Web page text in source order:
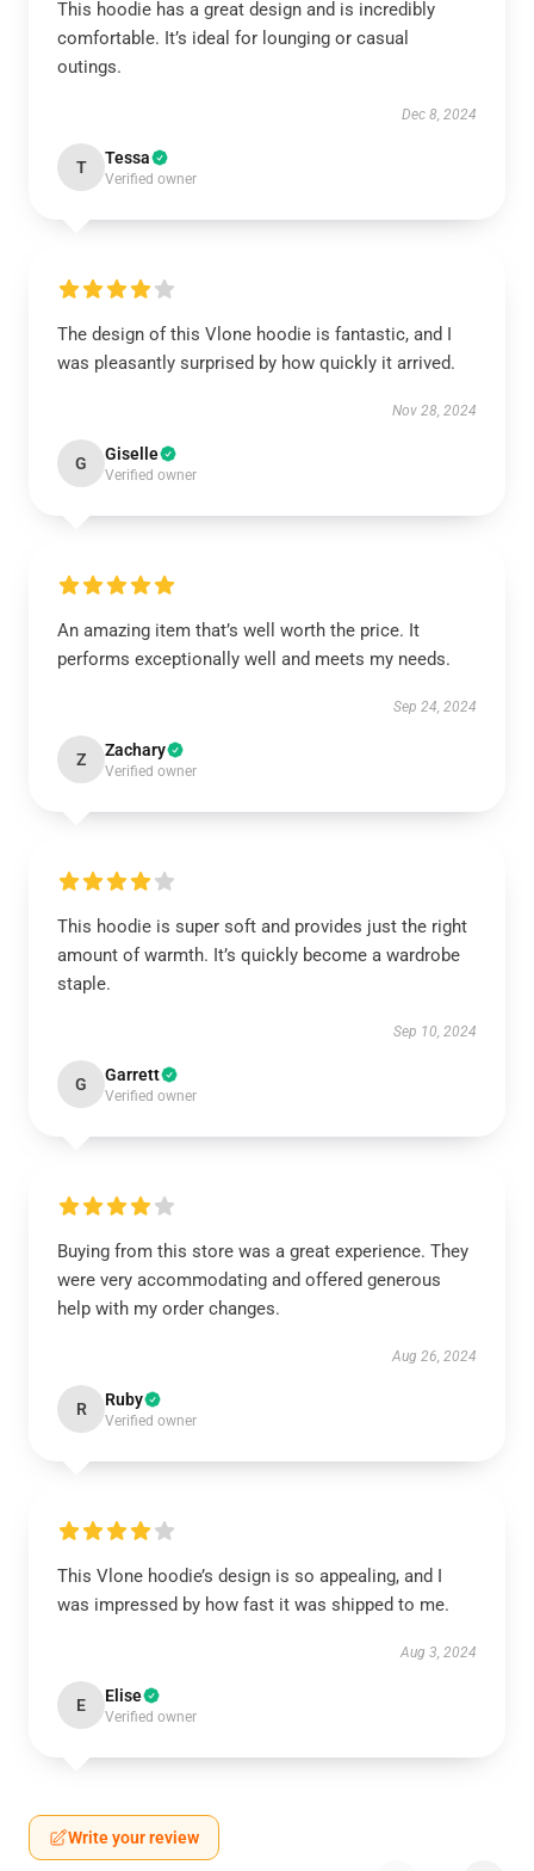
This hoodie has a great design and is incredibly
comfortable. It’s ideal for lounging or casual
outings.
Dec 8, 2024
T Tessa
Verified owner
The design of this Vlone hoodie is fantastic, and I
was pleasantly surprised by how quickly it arrived.
Nov 28, 2024
G Giselle
Verified owner
An amazing item that’s well worth the price. It
performs exceptionally well and meets my needs.
Sep 24, 2024
Z Zachary
Verified owner
This hoodie is super soft and provides just the right
amount of warmth. It’s quickly become a wardrobe
staple.
Sep 10, 2024
G Garrett
Verified owner
Buying from this store was a great experience. They
were very accommodating and offered generous
help with my order changes.
Aug 26, 2024
R Ruby
Verified owner
This Vlone hoodie’s design is so appealing, and I
was impressed by how fast it was shipped to me.
Aug 3, 2024
E Elise
Verified owner
Write your review